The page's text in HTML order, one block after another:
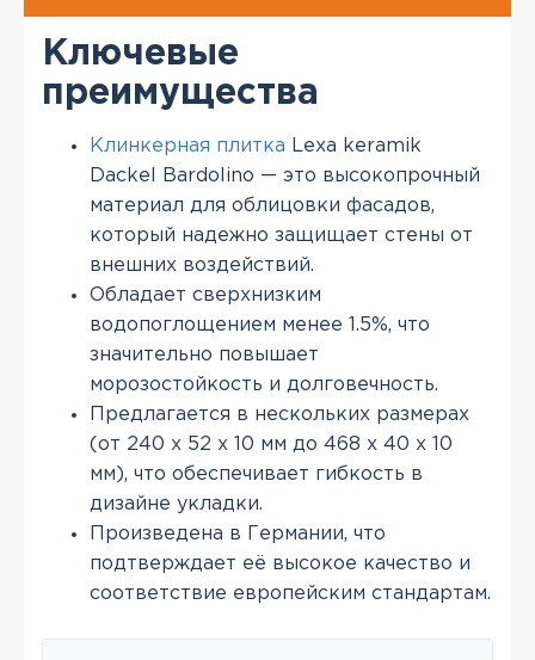
Ключевые
преимущества
Клинкерная плитка Lexa keramik
Dackel Bardolino — это высокопрочный
материал для облицовки фасадов,
который надежно защищает стены от
внешних воздействий.
Обладает сверхнизким
водопоглощением менее 1.5%, что
значительно повышает
морозостойкость и долговечность.
Предлагается в нескольких размерах
(от 240 х 52 х 10 мм до 468 х 40 х 10
мм), что обеспечивает гибкость в
дизайне укладки.
Произведена в Германии, что
подтверждает её высокое качество и
соответствие европейским стандартам.